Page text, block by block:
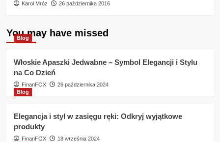
Karol Mróz 26 października 2016
You may have missed
Blog
Włoskie Apaszki Jedwabne – Symbol Elegancji i Stylu
na Co Dzień
FinanFOX
26 października 2024
Blog
Elegancja i styl w zasięgu ręki: Odkryj wyjątkowe
produkty
FinanFOX
18 września 2024